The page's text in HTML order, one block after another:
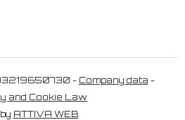
- Company data -
and Cookie Law
ATTIVA WEB